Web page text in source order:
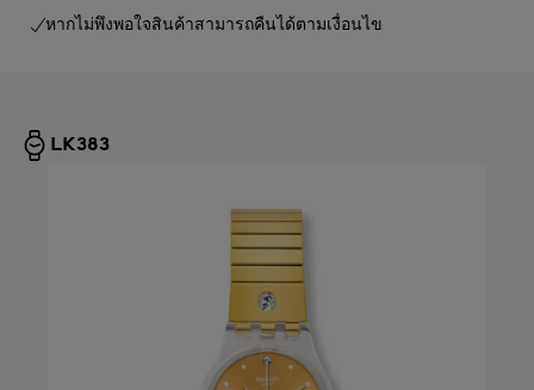
หากไม่พึงพอใจสินค้าสามารถคืนได้ตามเงื่อนไข
LK383